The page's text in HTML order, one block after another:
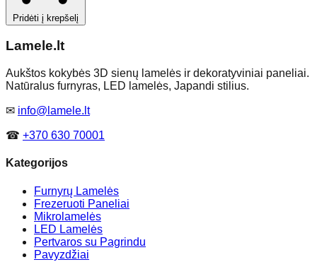
Pridėti į krepšelį
Lamele.lt
Aukštos kokybės 3D sienų lamelės ir dekoratyviniai paneliai.
Natūralus furnyras, LED lamelės, Japandi stilius.
✉ info@lamele.lt
☎ +370 630 70001
Kategorijos
Furnyrų Lamelės
Frezeruoti Paneliai
Mikrolamelės
LED Lamelės
Pertvaros su Pagrindu
Pavyzdžiai